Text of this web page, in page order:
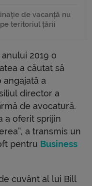
de vacanță nu
teritoriul țării
2019 o
a căutat să
a
director a
de avocatură.
a oferit sprijin
a transmis un
pentru Business
cuvânt al lui Bill